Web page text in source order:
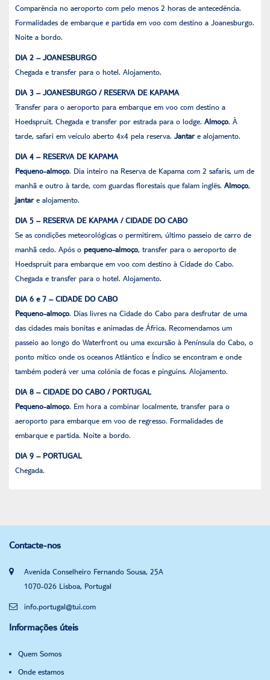
Comparência no aeroporto com pelo menos 2 horas de antecedência.
Formalidades de embarque e partida em voo com destino a Joanesburgo.
Noite a bordo.
DIA 2 – JOANESBURGO
Chegada e transfer para o hotel. Alojamento.
DIA 3 – JOANESBURGO / RESERVA DE KAPAMA
Transfer para o aeroporto para embarque em voo com destino a
Hoedspruit. Chegada e transfer por estrada para o lodge. Almoço. À
tarde, safari em veículo aberto 4x4 pela reserva. Jantare alojamento.
DIA 4 – RESERVA DE KAPAMA
Pequeno-almoço. Dia inteiro na Reserva de Kapama com 2 safaris, um de
manhã e outro à tarde, com guardas florestais que falam inglês. Almoço,
jantare alojamento.
DIA 5 – RESERVA DE KAPAMA / CIDADE DO CABO
Se as condições meteorológicas o permitirem, último passeio de carro de
manhã cedo. Após o pequeno-almoço, transfer para o aeroporto de
Hoedspruit para embarque em voo com destino à Cidade do Cabo.
Chegada e transfer para o hotel. Alojamento.
DIA 6 e 7 – CIDADE DO CABO
Pequeno-almoço. Dias livres na Cidade do Cabo para desfrutar de uma
das cidades mais bonitas e animadas de África. Recomendamos um
passeio ao longo do Waterfront ou uma excursão à Península do Cabo, o
ponto mítico onde os oceanos Atlântico e Índico se encontram e onde
também poderá ver uma colónia de focas e pinguins. Alojamento.
DIA 8 – CIDADE DO CABO / PORTUGAL
Pequeno-almoço. Em hora a combinar localmente, transfer para o
aeroporto para embarque em voo de regresso. Formalidades de
embarque e partida. Noite a bordo.
DIA 9 – PORTUGAL
Chegada.
Contacte-nos
Avenida Conselheiro Fernando Sousa, 25A
1070-026 Lisboa, Portugal
info.portugal@tui.com
Informações úteis
Quem Somos
Onde estamos